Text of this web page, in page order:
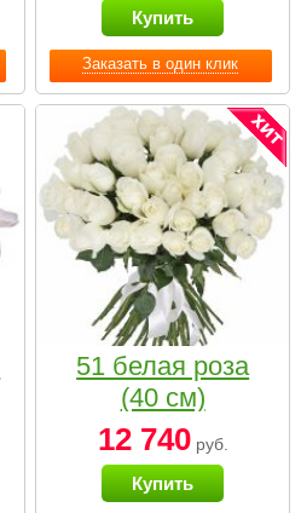
Заказать в один клик
Купить
51 белая роза
(40 см)
12 740руб.
Купить